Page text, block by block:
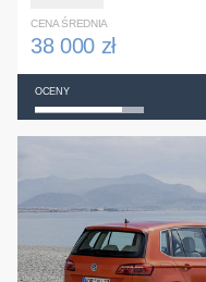
CENA ŚREDNIA
38 000 zł
OCENY